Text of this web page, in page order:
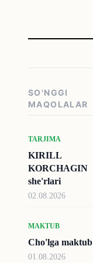
SO'NGGI
MAQOLALAR
TARJIMA
KIRILL
KORCHAGIN
she'rlari
02.08.2026
MAKTUB
Cho'lga maktub
01.08.2026